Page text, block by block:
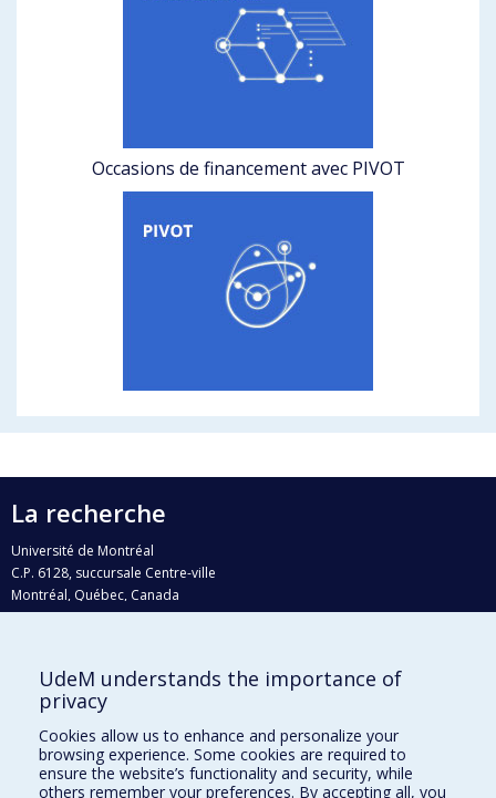
Occasions de financement avec PIVOT
La recherche
Université de Montréal
C.P. 6128, succursale Centre-ville
Montréal, Québec, Canada
H3C 3J7
Qui fait quoi?
Nous trouver
Plan du site
UdeM understands the importance of
privacy
Cookies allow us to enhance and personalize your
browsing experience. Some cookies are required to
ensure the website’s functionality and security, while
others remember your preferences. By accepting all, you